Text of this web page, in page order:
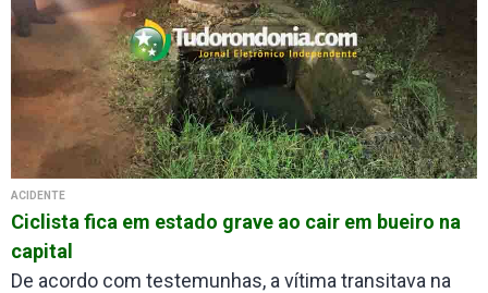
ACIDENTE
Ciclista fica em estado grave ao cair em bueiro na
capital
De acordo com testemunhas, a vítima transitava na